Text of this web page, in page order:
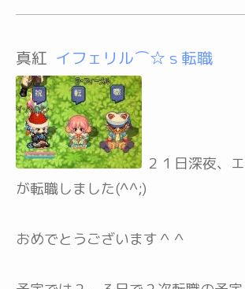
真紅 イフェリル⌒☆ｓ転職
２１日深夜、
が転職しました(^^;)
おめでとうございます＾＾